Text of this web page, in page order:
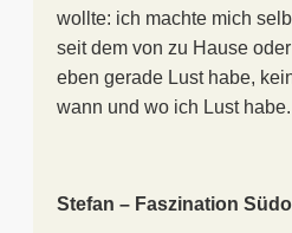
wollte: ich machte mich
seit dem von zu Hause
eben gerade Lust habe,
wann und wo ich Lust habe.
Stefan – Faszination